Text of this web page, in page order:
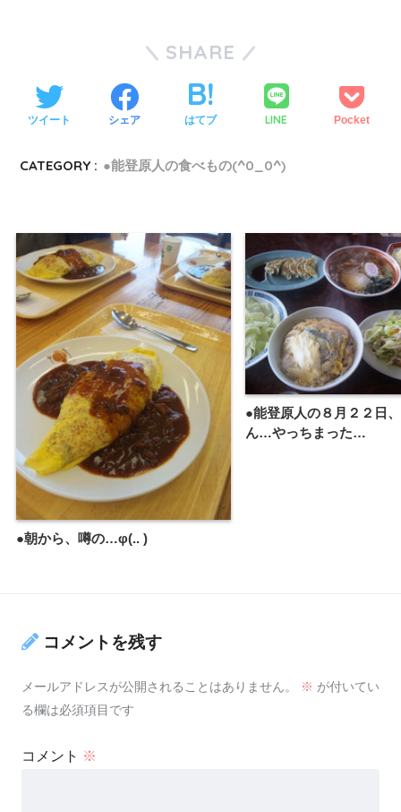
SHARE
ツイート シェア はてブ LINE Pocket
CATEGORY : ●能登原人の食べもの(^0_0^)
●朝から、噂の…φ(.. )
●能登原人の８月２２日
ん…やっちまった…
コメントを残す
メールアドレスが公開されることはありません。 ※ が付いてい
る欄は必須項目です
コメント ※